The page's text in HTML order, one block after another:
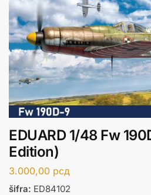
EDUARD 1/48 Fw
Edition)
3.000,00 рсд
šifra: ED84102